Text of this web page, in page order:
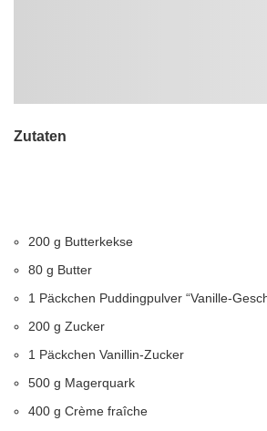
Zutaten
200 g Butterkekse
80 g Butter
1 Päckchen Puddingpulver “Vanille-
200 g Zucker
1 Päckchen Vanillin-Zucker
500 g Magerquark
400 g Crème fraîche